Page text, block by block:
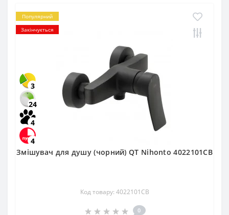
Популярний
Закінчується
3
24
4
4
Змішувач для душу (чорний) QT Nihonto 4022101CB
Код товару: 4022101CB
0